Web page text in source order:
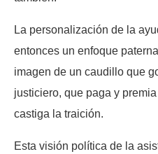
La personalización de la
entonces un enfoque
imagen de un caudillo que
justiciero, que paga y
castiga la traición.
Esta visión política de la